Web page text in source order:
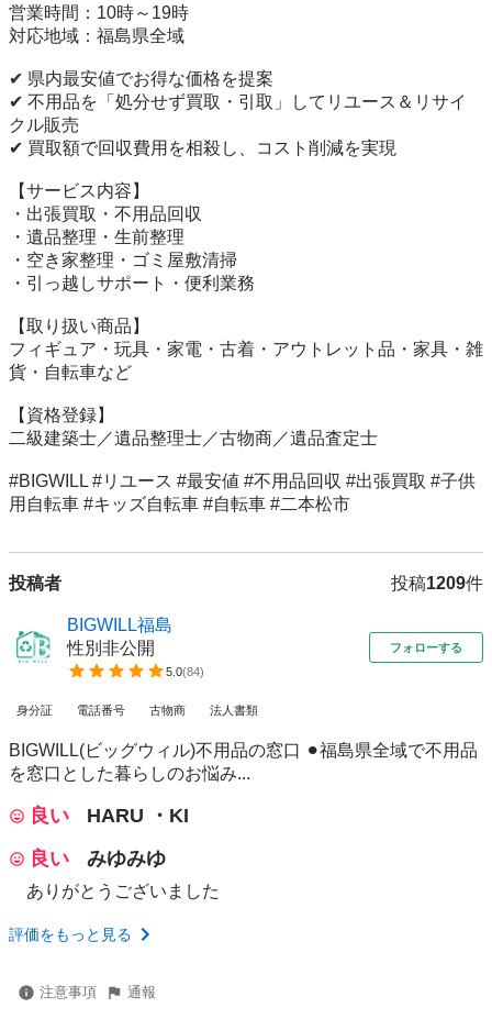
営業時間：10時～19時
対応地域：福島県全域
✔ 県内最安値でお得な価格を提案
✔ 不用品を「処分せず買取・引取」してリユース＆リサイ
クル販売
✔ 買取額で回収費用を相殺し、コスト削減を実現
【サービス内容】
・出張買取・不用品回収
・遺品整理・生前整理
・空き家整理・ゴミ屋敷清掃
・引っ越しサポート・便利業務
【取り扱い商品】
フィギュア・玩具・家電・古着・アウトレット品・家具・雑
貨・自転車など
【資格登録】
二級建築士／遺品整理士／古物商／遺品査定士
#BIGWILL #リユース #最安値 #不用品回収 #出張買取 #子供
用自転車 #キッズ自転車 #自転車 #二本松市
投稿者 投稿1209件
BIGWILL福島
性別非公開
5.0(84)
フォローする
身分証 電話番号 古物商 法人書類
BIGWILL(ビッグウィル)不用品の窓口 ⚫︎福島県全域で不用品
を窓口とした暮らしのお悩み...
良い
HARU ・KI
良い
みゆみゆ
ありがとうございました
評価をもっと見る
注意事項 通報